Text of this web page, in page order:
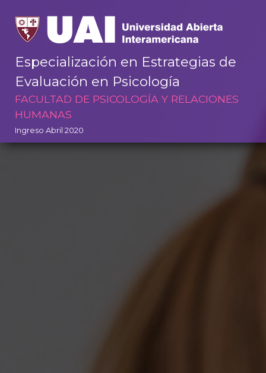
Especialización en Estrategias de
Evaluación en Psicología
FACULTAD DE PSICOLOGÍA Y RELACIONES
HUMANAS
Ingreso Abril 2020